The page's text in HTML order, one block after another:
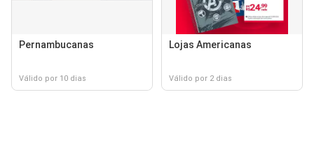
Pernambucanas
Válido por 10 dias
Lojas Americanas
Válido por 2 dias